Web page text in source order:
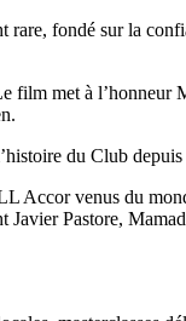
rare, fondé sur la
film met à l’honneur
du Club
Accor venus du
Javier Pastore,